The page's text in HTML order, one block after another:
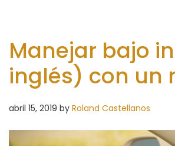
Manejar bajo
inglés) con un
abril 15, 2019 by Roland Castellanos